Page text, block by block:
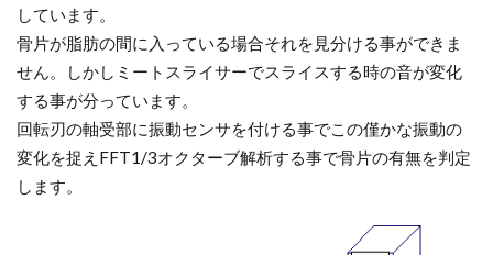
しています。
骨片が脂肪の間に入っている場合それを見分ける事ができま
せん。しかしミートスライサーでスライスする時の音が変化
する事が分っています。
回転刃の軸受部に振動センサを付ける事でこの僅かな振動の
変化を捉えFFT1/3オクターブ解析する事で骨片の有無を判定
します。